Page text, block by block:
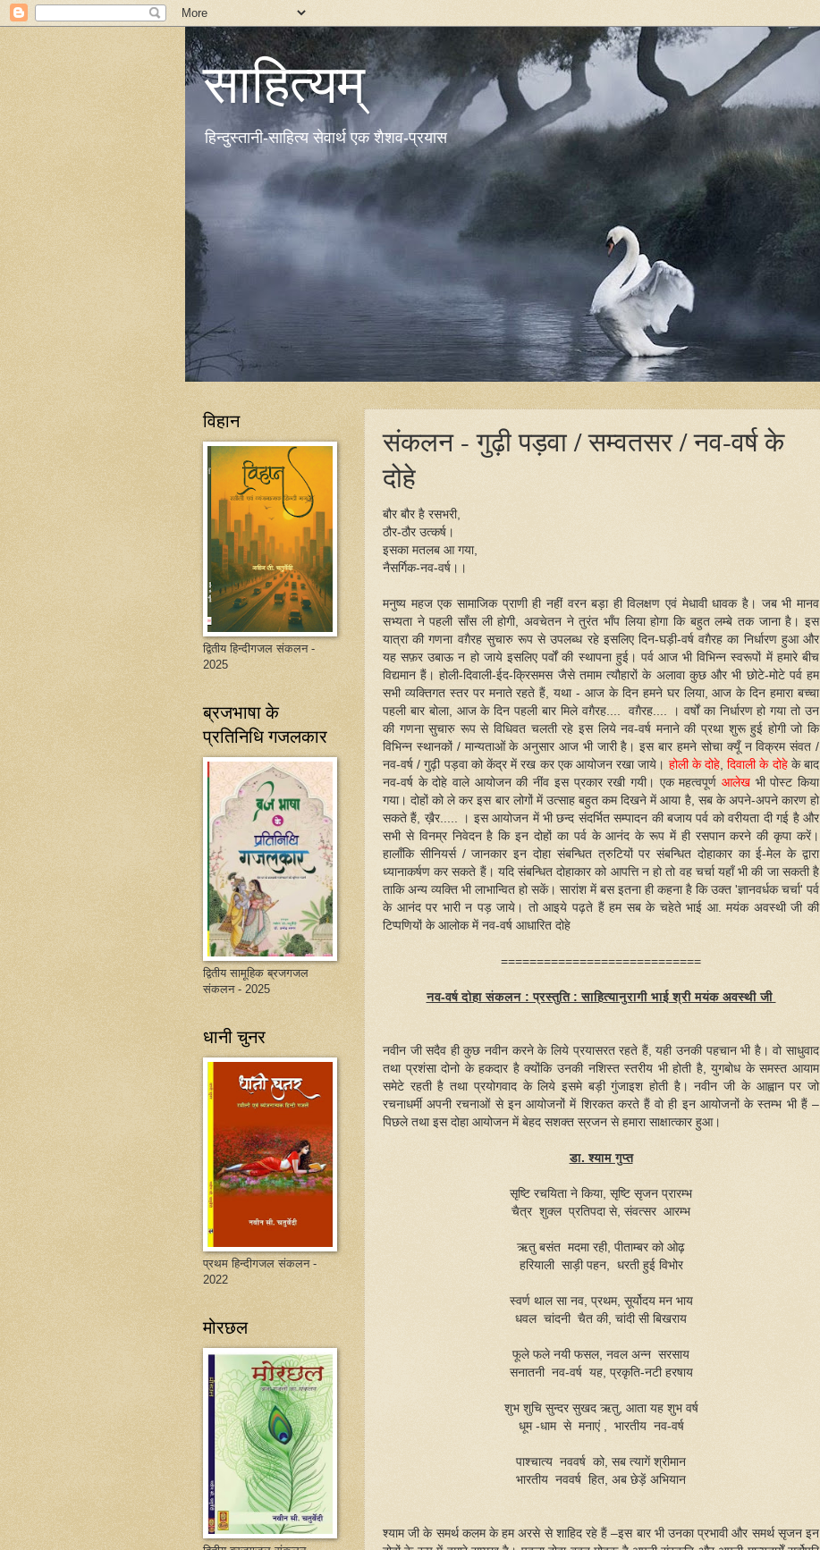
साहित्यम्
हिन्दुस्तानी-साहित्य सेवार्थ एक शैशव-प्रयास
संकलन - गुढ़ी पड़वा / सम्वतसर / नव-वर्ष के
दोहे
बौर बौर है रसभरी,
ठौर-ठौर उत्कर्ष।
इसका मतलब आ गया,
नैसर्गिक-नव-वर्ष।।
मनुष्य महज एक सामाजिक प्राणी ही नहीं वरन बड़ा ही विलक्षण एवं मेधावी धावक है। जब भी मानव
सभ्यता ने पहली साँस ली होगी, अवचेतन ने तुरंत भाँप लिया होगा कि बहुत लम्बे तक जाना है। इस
यात्रा की गणना वग़ैरह सुचारु रूप से उपलब्ध रहे इसलिए दिन-घड़ी-वर्ष वग़ैरह का निर्धारण हुआ और
यह सफ़र उबाऊ न हो जाये इसलिए पर्वों की स्थापना हुई। पर्व आज भी विभिन्न स्वरूपों में हमारे बीच
विद्यमान हैं। होली-दिवाली-ईद-क्रिसमस जैसे तमाम त्यौहारों के अलावा कुछ और भी छोटे-मोटे पर्व हम
सभी व्यक्तिगत स्तर पर मनाते रहते हैं, यथा - आज के दिन हमने घर लिया, आज के दिन हमारा बच्चा
पहली बार बोला, आज के दिन पहली बार मिले वग़ैरह.... वग़ैरह.... । वर्षों का निर्धारण हो गया तो उन
की गणना सुचारु रूप से विधिवत चलती रहे इस लिये नव-वर्ष मनाने की प्रथा शुरू हुई होगी जो कि
विभिन्न स्थानकों / मान्यताओं के अनुसार आज भी जारी है। इस बार हमने सोचा क्यूँ न विक्रम संवत /
नव-वर्ष / गुढ़ी पड़वा को केंद्र में रख कर एक आयोजन रखा जाये। होली के दोहे ,दिवाली के दोहेके बाद
नव-वर्ष के दोहे वाले आयोजन की नींव इस प्रकार रखी गयी। एक महत्वपूर्ण आलेखभी पोस्ट किया
गया। दोहों को ले कर इस बार लोगों में उत्साह बहुत कम दिखने में आया है, सब के अपने-अपने कारण हो
सकते हैं, ख़ैर..... । इस आयोजन में भी छन्द संदर्भित सम्पादन की बजाय पर्व को वरीयता दी गई है और
सभी से विनम्र निवेदन है कि इन दोहों का पर्व के आनंद के रूप में ही रसपान करने की कृपा करें।
हालाँकि सीनियर्स / जानकार इन दोहा संबन्धित त्रुटियों पर संबन्धित दोहाकार का ई-मेल के द्वारा
ध्यानाकर्षण कर सकते हैं। यदि संबन्धित दोहाकार को आपत्ति न हो तो वह चर्चा यहाँ भी की जा सकती है
ताकि अन्य व्यक्ति भी लाभान्वित हो सकें। सारांश में बस इतना ही कहना है कि उक्त 'ज्ञानवर्धक चर्चा' पर्व
के आनंद पर भारी न पड़ जाये। तो आइये पढ़ते हैं हम सब के चहेते भाई आ. मयंक अवस्थी जी की
टिप्पणियों के आलोक में नव-वर्ष आधारित दोहे
============================
नव-वर्ष दोहा संकलन : प्रस्तुति : साहित्यानुरागी भाई श्री मयंक अवस्थी जी
नवीन जी सदैव ही कुछ नवीन करने के लिये प्रयासरत रहते हैं, यही उनकी पहचान भी है। वो साधुवाद
तथा प्रशंसा दोनो के हकदार है क्योंकि उनकी नशिस्त स्तरीय भी होती है, युगबोध के समस्त आयाम
समेटे रहती है तथा प्रयोगवाद के लिये इसमे बड़ी गुंजाइश होती है। नवीन जी के आह्वान पर जो
रचनाधर्मी अपनी रचनाओं से इन आयोजनों में शिरकत करते हैं वो ही इन आयोजनों के स्तम्भ भी हैं –
पिछले तथा इस दोहा आयोजन में बेहद सशक्त स्रजन से हमारा साक्षात्कार हुआ।
डा. श्याम गुप्त
सृष्टि रचयिता ने किया, सृष्टि सृजन प्रारम्भ
चैत्र शुक्ल प्रतिपदा से, संवत्सर आरम्भ
ऋतु बसंत मदमा रही, पीताम्बर को ओढ़
हरियाली साड़ी पहन, धरती हुई विभोर
स्वर्ण थाल सा नव, प्रथम, सूर्योदय मन भाय
धवल चांदनी चैत की, चांदी सी बिखराय
फूले फले नयी फसल, नवल अन्न सरसाय
सनातनी नव-वर्ष यह, प्रकृति-नटी हरषाय
शुभ शुचि सुन्दर सुखद ऋतु, आता यह शुभ वर्ष
धूम -धाम से मनाएं , भारतीय नव-वर्ष
पाश्चात्य नववर्ष को, सब त्यागें श्रीमान
भारतीय नववर्ष हित, अब छेड़ें अभियान
श्याम जी के समर्थ कलम के हम अरसे से शाहिद रहे हैं –इस बार भी उनका प्रभावी और समर्थ सृजन इन
विहान
द्वितीय हिन्दीगजल संकलन -
2025
ब्रजभाषा के
प्रतिनिधि गजलकार
द्वितीय सामूहिक ब्रजगजल
संकलन - 2025
धानी चुनर
प्रथम हिन्दीगजल संकलन -
2022
मोरछल